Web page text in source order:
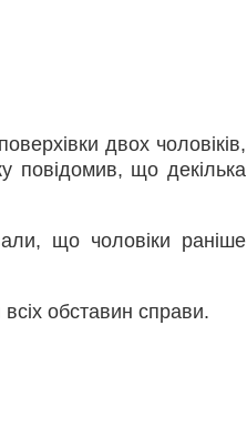
двох чоловіків,
повідомив, що декілька
що чоловіки раніше
обставин справи.